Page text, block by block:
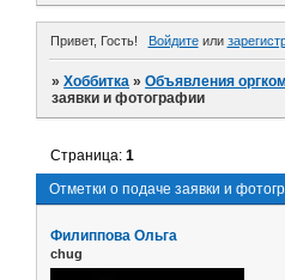
Привет, Гость! Войдитеили
»Хоббитка »Объявления
заявки и фотографии
Отметки о подаче заявки и
Страница:1
Филиппова Ольга
chug